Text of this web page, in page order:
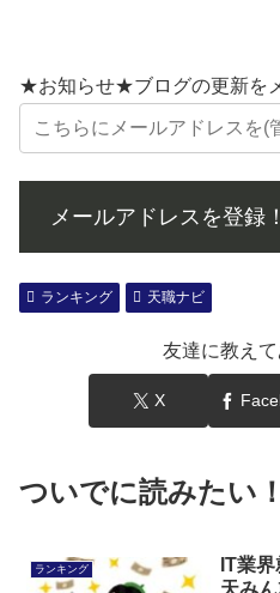
★お知らせ★ブログの更新を
メールアドレスを登録！
ランキング 天職ナビ
友達に教えて
X
ついでに読みたい！
ランキング
IT業